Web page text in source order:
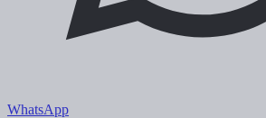
WhatsApp